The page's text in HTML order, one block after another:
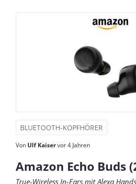
BLUETOOTH-KOPFHÖRER
Von Ulf Kaiservor 4 Jahren
Amazon Echo Buds
True-Wireless In-Ears mit Alexa